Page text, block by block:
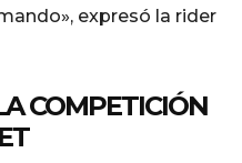
expresó la rider
COMPETICIÓN